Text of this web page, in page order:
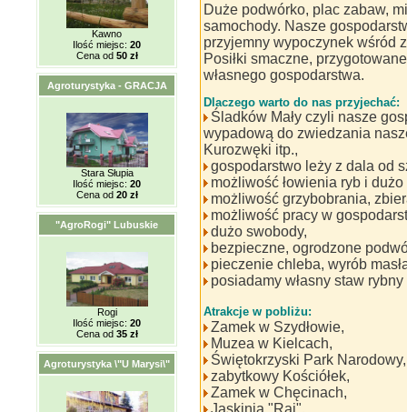
Kawno
Ilość miejsc: 20
Cena od 50 zł
Agroturystyka - GRACJA
Stara Słupia
Ilość miejsc: 20
Cena od 20 zł
"AgroRogi" Lubuskie
Rogi
Ilość miejsc: 20
Cena od 35 zł
Agroturystyka \"U Marysi\"
Duże podwórko, plac zabaw,
samochody. Nasze
przyjemny wypoczynek wśród
Posiłki smaczne,
własnego gospodarstwa.
Dlaczego warto do nas przyjechać:
Śladków Mały czyli nasze
wypadową do zwiedzania
Kurozwęki itp.,
gospodarstwo leży z dala od
możliwość łowienia ryb i
możliwość grzybobrania,
możliwość pracy w
dużo swobody,
bezpieczne, ogrodzone
pieczenie chleba, wyrób
posiadamy własny staw
Atrakcje w pobliżu:
Zamek w Szydłowie,
Muzea w Kielcach,
Świętokrzyski Park Narodowy,
zabytkowy Kościółek,
Zamek w Chęcinach,